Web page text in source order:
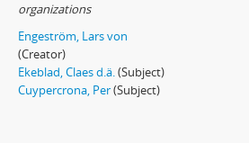
organizations
Engeström, Lars von
(Creator)
Ekeblad, Claes d.ä.(Subject)
Cuypercrona, Per(Subject)